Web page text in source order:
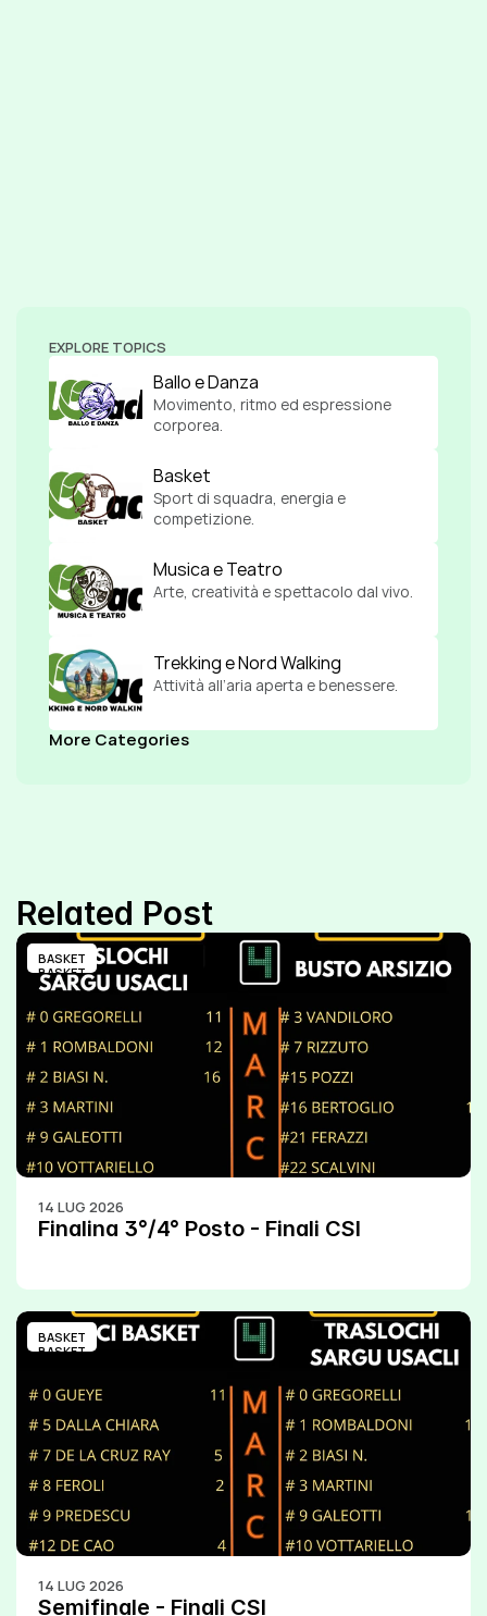
EXPLORE TOPICS
Ballo e Danza
Movimento, ritmo ed espressione
corporea.
Basket
Sport di squadra, energia e
competizione.
Musica e Teatro
Arte, creatività e spettacolo dal vivo.
Trekking e Nord Walking
Attività all’aria aperta e benessere.
More Categories
Related Post
BASKET
BASKET
14 LUG 2026
Finalina 3°/4° Posto - Finali CSI
BASKET
BASKET
14 LUG 2026
Semifinale - Finali CSI